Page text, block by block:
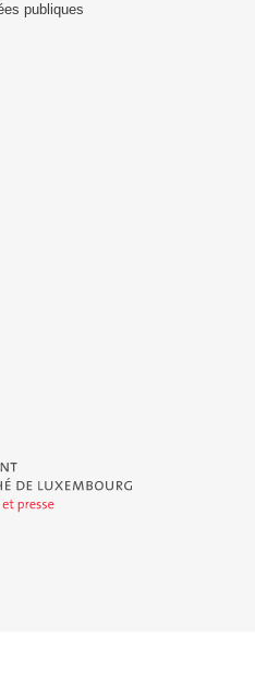
publiques
de Luxembourg - Service